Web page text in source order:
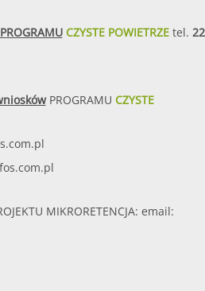
CZYSTE POWIETRZEtel. 22
PROGRAMU CZYSTE
MIKRORETENCJA: email: